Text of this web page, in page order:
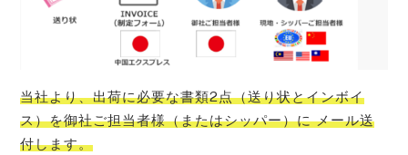
当社より、出荷に必要な書類2点（送り状とインボイ
ス）を御社ご担当者様（またはシッパー）に メール送
付します。